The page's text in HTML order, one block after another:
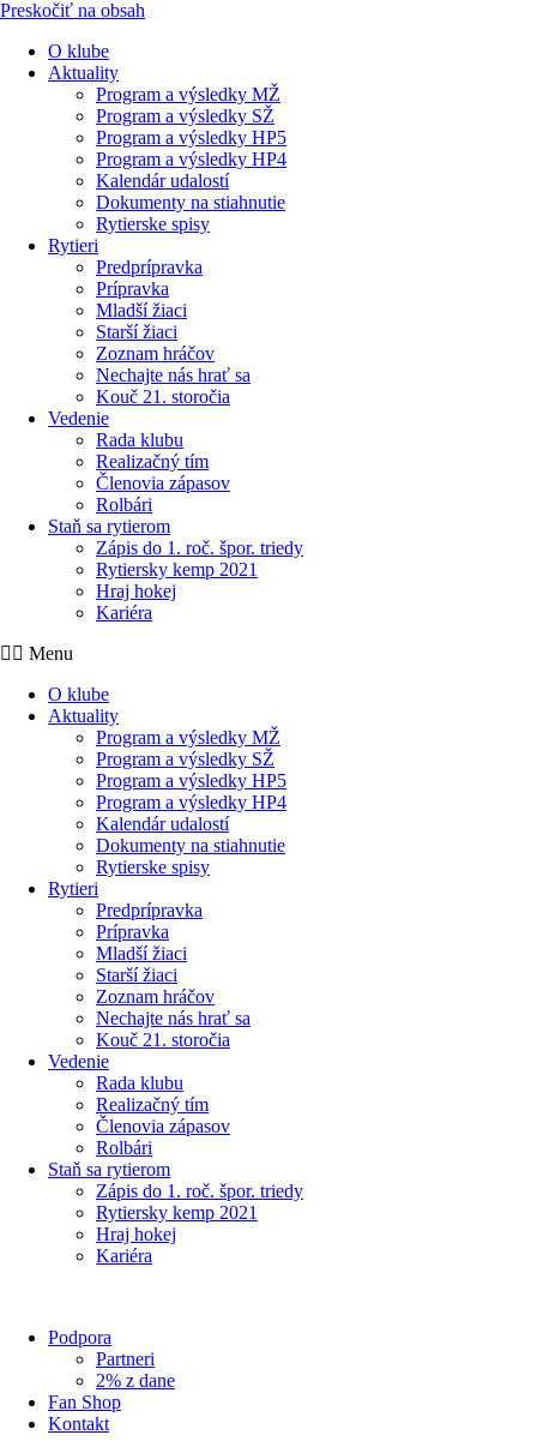
Preskočiť na obsah
O klube
Aktuality
Program a výsledky MŽ
Program a výsledky SŽ
Program a výsledky HP5
Program a výsledky HP4
Kalendár udalostí
Dokumenty na stiahnutie
Rytierske spisy
Rytieri
Predprípravka
Prípravka
Mladší žiaci
Starší žiaci
Zoznam hráčov
Nechajte nás hrať sa
Kouč 21. storočia
Vedenie
Rada klubu
Realizačný tím
Členovia zápasov
Rolbári
Staň sa rytierom
Zápis do 1. roč. špor. triedy
Rytiersky kemp 2021
Hraj hokej
Kariéra
Menu
O klube
Aktuality
Program a výsledky MŽ
Program a výsledky SŽ
Program a výsledky HP5
Program a výsledky HP4
Kalendár udalostí
Dokumenty na stiahnutie
Rytierske spisy
Rytieri
Predprípravka
Prípravka
Mladší žiaci
Starší žiaci
Zoznam hráčov
Nechajte nás hrať sa
Kouč 21. storočia
Vedenie
Rada klubu
Realizačný tím
Členovia zápasov
Rolbári
Staň sa rytierom
Zápis do 1. roč. špor. triedy
Rytiersky kemp 2021
Hraj hokej
Kariéra
Podpora
Partneri
2% z dane
Fan Shop
Kontakt